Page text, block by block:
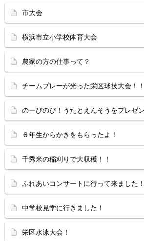
市大会
横浜市立小学校体育大会
農家の方の仕事って？
チームプレーが光った栄区球技大会！！
のーびのび！うたとえんそうをプレゼ
６年生からかきをもらったよ！
千秀米の稲刈りで大収穫！！
ふれあいコンサートに行って来ました！
中学校見学に行きました！
栄区水泳大会！